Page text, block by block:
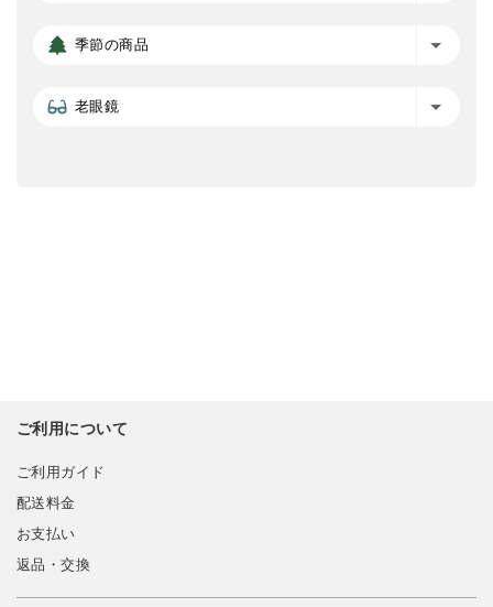
季節の商品
老眼鏡
ご利用について
ご利用ガイド
配送料金
お支払い
返品・交換